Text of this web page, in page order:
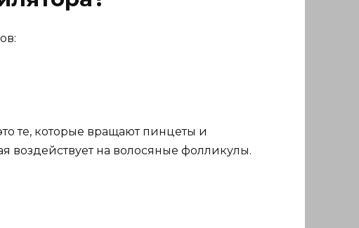
те, которые вращают пинцеты и
воздействует на волосяные фолликулы.